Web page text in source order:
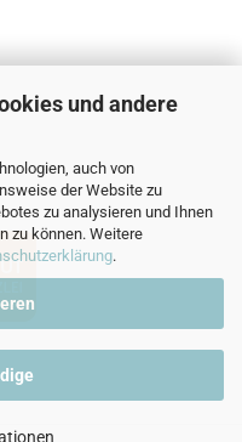
und andere
auch von
der Website zu
zu analysieren und Ihnen
zu können. Weitere
.